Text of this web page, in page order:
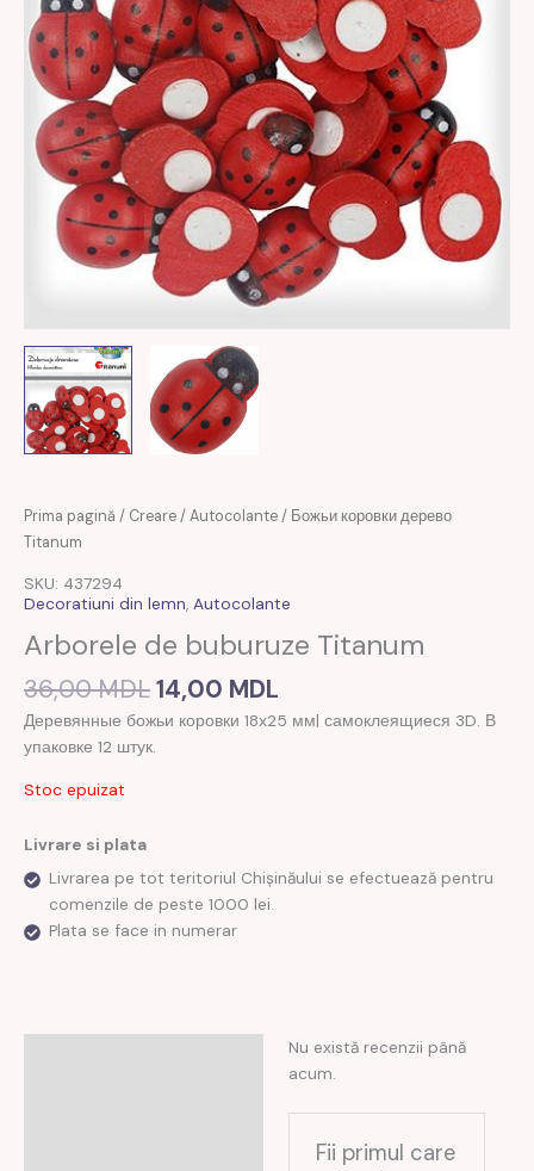
Prima pagină / Creare/Autocolante/ Божьи коровки дерево
Titanum
SKU: 437294
Decoratiuni din lemn, Autocolante
Arborele de buburuze Titanum
36,00MDL
Prețul
fost:
36,00 MDL.
14,00 MDL
Prețul
14,00 MDL.
Деревянные божьи коровки 18х25 мм| самоклеящиеся 3D. В
упаковке 12 штук.
Stoc epuizat
Livrare si plata
Livrarea pe tot teritoriul Chișinăului se efectuează pentru
comenzile de peste 1000 lei.
Plata se face in numerar
Nu există recenzii până
acum.
Fii primul care